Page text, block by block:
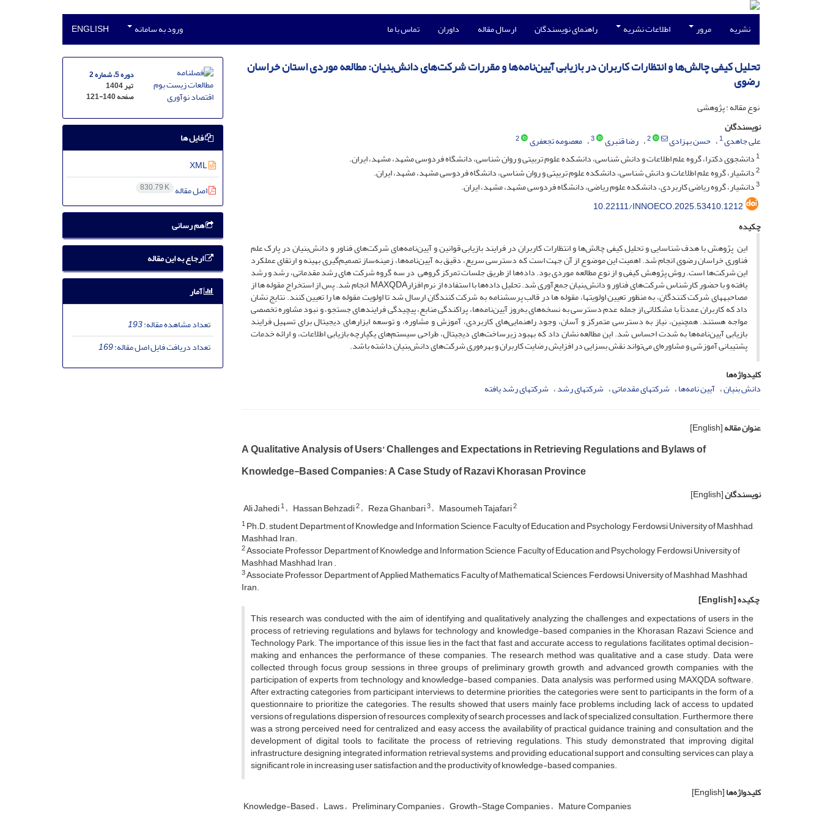
نشریه مرور اطلاعات نشریه راهنمای نویسندگان ارسال مقاله داوران تماس با ما ورود به سامانه ENGLISH
تحلیل کیفی چالش‌ها و انتظارات کاربران در بازیابی آیین‌نامه‌ها و مقررات شرکت‌های دانش‌بنیان: مطالعه موردی استان خراسان
رضوی
نوع مقاله : پژوهشی
نویسندگان
علی جاهدی1 حسن بهزادی 2 رضا قنبری 3 معصومه تجعفری
2
1دانشجوی دکترا، گروه علم اطلاعات و دانش شناسی، دانشکده علوم تربیتی و روان شناسی، دانشگاه فردوسی مشهد، مشهد، ایران.
2دانشیار، گروه علم اطلاعات و دانش شناسی، دانشکده علوم تربیتی و روان شناسی، دانشگاه فردوسی مشهد، مشهد، ایران.
3دانشیار، گروه ریاضی کاربردی، دانشکده علوم ریاضی، دانشگاه فردوسی مشهد، مشهد، ایران.
10.22111/INNOECO.2025.53410.1212
چکیده
این پژوهش با هدف شناسایی و تحلیل کیفی چالش‌ها و انتظارات کاربران در فرایند بازیابی قوانین و آیین‌نامه‌های شرکت‌های فناور و دانش‌بنیان در پارک علم
فناوری خراسان رضوی انجام شد. اهمیت این موضوع از آن جهت است که دسترسی سریع، دقیق به آیین‌نامه‌ها، زمینه‌ساز تصمیم‌گیری بهینه و ارتقای عملکرد
این شرکت‌ها است. روش پژوهش کیفی و از نوع مطالعه موردی بود. داده‌ها از طریق جلسات تمرکز گروهی در سه گروه شرکت های رشد مقدماتی، رشد و رشد
یافته و با حضور کارشناس شرکت‌های فناور و دانش‌بنیان جمع‌آوری شد. تحلیل داده‌ها با استفاده از نرم افزارMAXQDA انجام شد. پس از استخراج مقوله ها از
مصاحبه­های شرکت کنندگان، به منظور تعیین اولویت­ها، مقوله ها در قالب پرسشنامه به شرکت کنندگان ارسال شد تا اولویت مقوله ها را تعیین کنند. نتایج نشان
داد که کاربران عمدتاً با مشکلاتی از جمله عدم دسترسی به نسخه‌های به‌روز آیین‌نامه‌ها، پراکندگی منابع، پیچیدگی فرایندهای جستجو، و نبود مشاوره تخصصی
مواجه هستند. همچنین، نیاز به دسترسی متمرکز و آسان، وجود راهنمایی‌های کاربردی، آموزش و مشاوره، و توسعه ابزارهای دیجیتال برای تسهیل فرایند
بازیابی آیین‌نامه‌ها به شدت احساس شد. این مطالعه نشان داد که بهبود زیرساخت‌های دیجیتال، طراحی سیستم‌های یکپارچه بازیابی اطلاعات، و ارائه خدمات
پشتیبانی آموزشی و مشاوره‌ای می‌تواند نقش بسزایی در افزایش رضایت کاربران و بهره‌وری شرکت‌های دانش‌بنیان داشته باشد.
کلیدواژه‌ها
دانش بنیان آیین نامه‌ها شرکتهای مقدماتی شرکتهای رشد شرکتهای رشد یافته
عنوان مقاله[English]
A Qualitative Analysis of Users’ Challenges and Expectations in Retrieving Regulations and Bylaws of
Knowledge-Based Companies: A Case Study of Razavi Khorasan Province
نویسندگان[English]
Ali Jahedi1 Hassan Behzadi2 Reza Ghanbari3 Masoumeh Tajafari2
1Ph.D. student, Department of Knowledge and Information Science, Faculty of Education and Psychology, Ferdowsi University of Mashhad,
Mashhad, Iran.
2Associate Professor, Department of Knowledge and Information Science, Faculty of Education and Psychology, Ferdowsi University of
Mashhad, Mashhad, Iran .
3Associate Professor, Department of Applied Mathematics, Faculty of Mathematical Sciences, Ferdowsi University of Mashhad, Mashhad,
Iran.
چکیده[English]
This research was conducted with the aim of identifying and qualitatively analyzing the challenges and expectations of users in the
process of retrieving regulations and bylaws for technology and knowledge-based companies in the Khorasan Razavi Science and
Technology Park. The importance of this issue lies in the fact that fast and accurate access to regulations facilitates optimal decision-
making and enhances the performance of these companies. The research method was qualitative and a case study. Data were
collected through focus group sessions in three groups of preliminary growth, growth, and advanced growth companies, with the
participation of experts from technology and knowledge-based companies. Data analysis was performed using MAXQDA software.
After extracting categories from participant interviews, to determine priorities, the categories were sent to participants in the form of a
questionnaire to prioritize the categories. The results showed that users mainly face problems including lack of access to updated
versions of regulations, dispersion of resources, complexity of search processes, and lack of specialized consultation. Furthermore, there
was a strong perceived need for centralized and easy access, the availability of practical guidance, training and consultation, and the
development of digital tools to facilitate the process of retrieving regulations. This study demonstrated that improving digital
infrastructure, designing integrated information retrieval systems, and providing educational support and consulting services can play a
significant role in increasing user satisfaction and the productivity of knowledge-based companies.
کلیدواژه‌ها[English]
Knowledge-Based Laws Preliminary Companies Growth-Stage Companies Mature Companies
دوره 5، شماره 2
تیر 1404
صفحه121-140
فایل ها
XML
اصل مقاله 830.79 K
هم رسانی
ارجاع به این مقاله
آمار
تعداد مشاهده مقاله:193
تعداد دریافت فایل اصل مقاله:169